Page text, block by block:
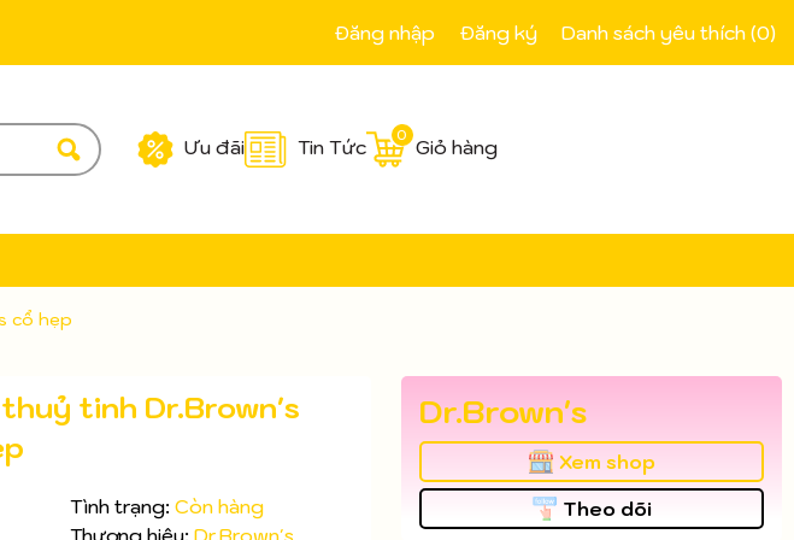
Đăng nhập Đăng ký Danh sách yêu thích (0)
Ưu đãi Tin Tức Giỏ hàng
0
cổ hẹp
tinh Dr.Brown's
Tình trạng: Còn hàng
Thương hiệu: Dr.Brown's
Dr.Brown's
Xem shop
Theo dõi